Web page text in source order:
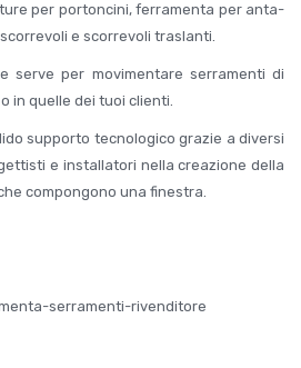
per portoncini, ferramenta per anta-
e scorrevoli traslanti.
serve per movimentare serramenti di
in quelle dei tuoi clienti.
supporto tecnologico grazie a diversi
e installatori nella creazione della
compongono una finestra.